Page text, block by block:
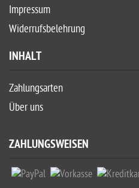
Impressum
Widerrufsbelehrung
INHALT
Zahlungsarten
Über uns
ZAHLUNGSWEISEN